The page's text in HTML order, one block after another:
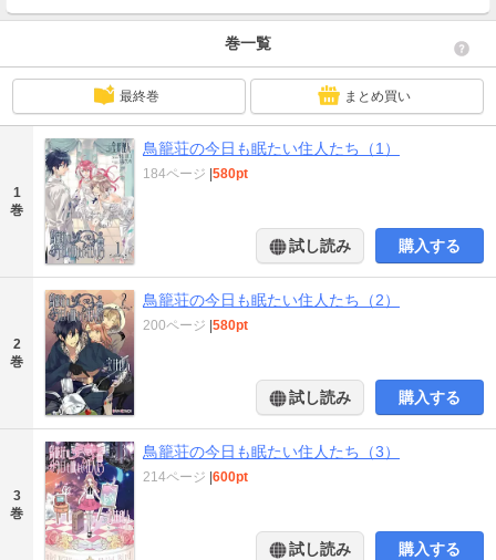
巻一覧
最終巻 まとめ買い
1
巻
鳥籠荘の今日も眠たい住人たち（1）
184ページ |580pt
試し読み 購入する
2
巻
鳥籠荘の今日も眠たい住人たち（2）
200ページ |580pt
試し読み 購入する
3
巻
鳥籠荘の今日も眠たい住人たち（3）
214ページ |600pt
試し読み 購入する